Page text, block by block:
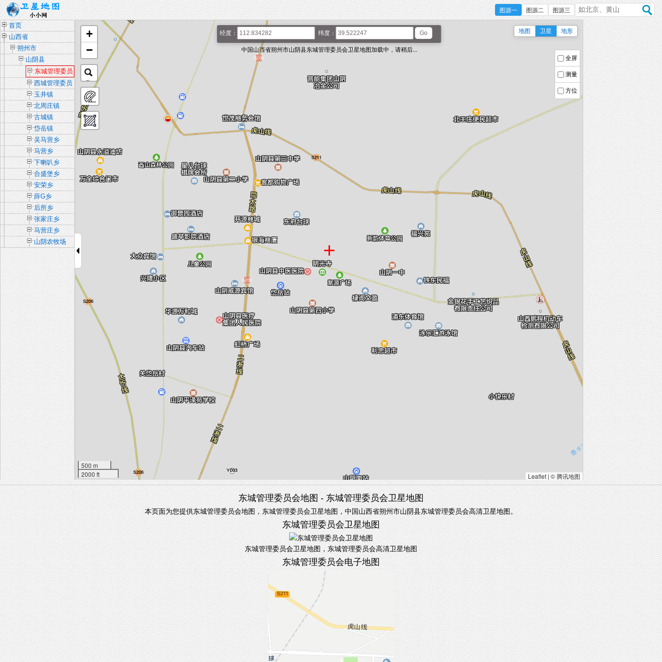
图源一 图源二 图源三
首页
山西省
朔州市
山阴县
东城管理委员
会
西城管理委员
会
玉井镇
北周庄镇
古城镇
岱岳镇
吴马营乡
马营乡
下喇叭乡
合盛堡乡
安荣乡
薛G乡
后所乡
张家庄乡
马营庄乡
山阴农牧场
中国山西省朔州市山阴县东城管理委员会卫星地图加载中，请稍后...
+
−
500 m
2000 ft
Leaflet | © 腾讯地图
全屏
测量
方位
经度： 纬度： 地图 卫星 地形
东城管理委员会地图 - 东城管理委员会卫星地图
本页面为您提供东城管理委员会地图，东城管理委员会卫星地图，中国山西省朔州市山阴县东城管理委员会高清卫星地图。
东城管理委员会卫星地图
东城管理委员会卫星地图，东城管理委员会高清卫星地图
东城管理委员会电子地图